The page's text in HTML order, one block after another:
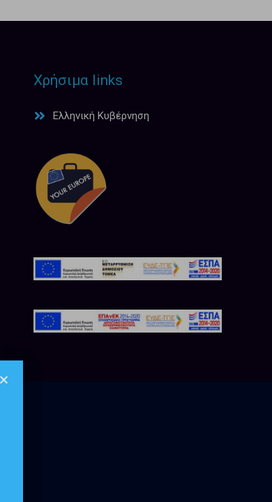
Χρήσιμα links
Ελληνική Κυβέρνηση